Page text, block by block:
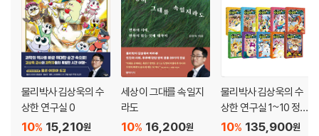
아주 작은 자
시간의 본질
『쿼런틴』은 어디까지 구라인가
신은 주사위를 던진다
양자역학의 양자택일
제4장. 물리의 인문학
물리박사 김상욱의 수
상한 연구실 0
15,210원
10%
세상이 그대를 속일지
라도
16,200원
10%
물리박사 김상욱의 수
상한 연구실 1~10 정가
인하 세트135,900원
10%